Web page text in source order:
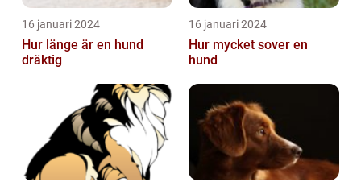
16 januari 2024
Hur länge är en hund
dräktig
16 januari 2024
Hur mycket sover en
hund